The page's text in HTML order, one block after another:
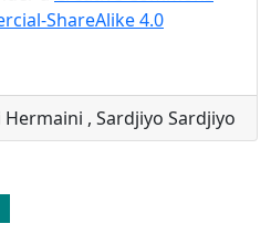
ShareAlike 4.0
, Sardjiyo Sardjiyo